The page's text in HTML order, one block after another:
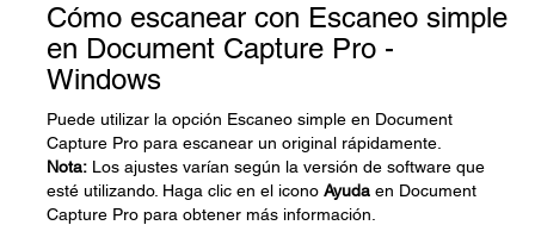
Cómo escanear con Escaneo simple
en Document Capture Pro -
Windows
Puede utilizar la opción Escaneo simple en Document
Capture Pro para escanear un original rápidamente.
Nota: Los ajustes varían según la versión de software que
esté utilizando. Haga clic en el icono Ayuda en Document
Capture Pro para obtener más información.